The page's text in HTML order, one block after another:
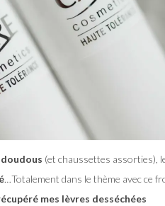
(et chaussettes assorties),
…Totalement dans le thème avec ce
mes lèvres desséchées